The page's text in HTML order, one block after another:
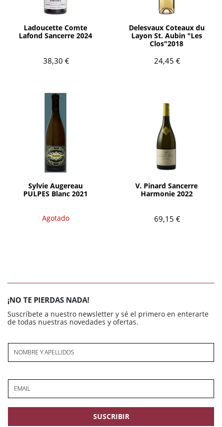
Ladoucette Comte
Lafond Sancerre 2024
38,30 €
AÑADIR
Delesvaux Coteaux du
Layon St. Aubin "Les
Clos"2018
24,45 €
AÑADIR
Sylvie Augereau
PULPES Blanc 2021
Agotado
Agotado
V. Pinard Sancerre
Harmonie 2022
69,15 €
AÑADIR
¡NO TE PIERDAS NADA!
Suscríbete a nuestro newsletter y sé el primero en enterarte
de todas nuestras novedades y ofertas.
NOMBRE Y APELLIDOS
EMAIL
SUSCRIBIR